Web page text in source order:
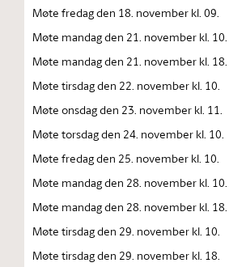
Møte fredag den 18. november kl. 09.
Møte mandag den 21. november kl. 10.
Møte mandag den 21. november kl. 18.
Møte tirsdag den 22. november kl. 10.
Møte onsdag den 23. november kl. 11.
Møte torsdag den 24. november kl. 10.
Møte fredag den 25. november kl. 10.
Møte mandag den 28. november kl. 10.
Møte mandag den 28. november kl. 18.
Møte tirsdag den 29. november kl. 10.
Møte tirsdag den 29. november kl. 18.